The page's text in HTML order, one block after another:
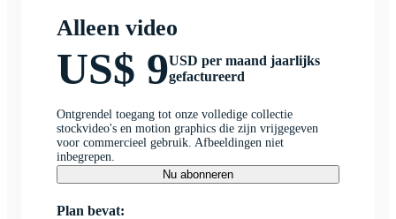
Alleen video
US$ 9USD per maand jaarlijks
gefactureerd
Ontgrendel toegang tot onze volledige collectie
stockvideo's en motion graphics die zijn vrijgegeven
voor commercieel gebruik. Afbeeldingen niet
inbegrepen.
Nu abonneren
Plan bevat: